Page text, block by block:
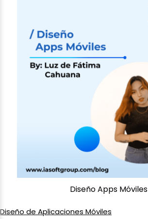
Diseño Apps Móviles
Diseño de Aplicaciones Móviles